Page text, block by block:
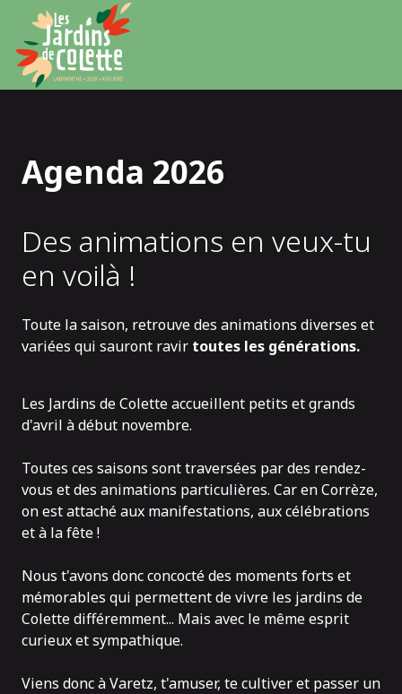
Panneau de gestion des cookies
Agenda 2026
Des animations en veux-tu
en voilà !
Toute la saison, retrouve des animations diverses et
variées qui sauront ravir toutes les générations.
Les Jardins de Colette accueillent petits et grands
d'avril à début novembre.
Toutes ces saisons sont traversées par des rendez-
vous et des animations particulières. Car en Corrèze,
on est attaché aux manifestations, aux célébrations
et à la fête !
Nous t'avons donc concocté des moments forts et
mémorables qui permettent de vivre les jardins de
Colette différemment... Mais avec le même esprit
curieux et sympathique.
Viens donc à Varetz, t'amuser, te cultiver et passer un